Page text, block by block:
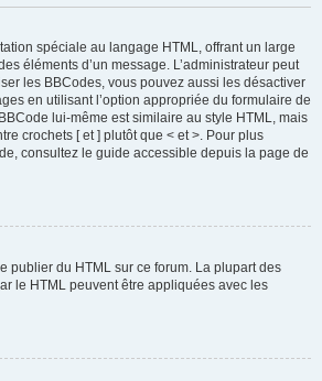
spéciale au langage HTML, offrant un large
éléments d’un message. L’administrateur peut
les BBCodes, vous pouvez aussi les désactiver
en utilisant l’option appropriée du formulaire de
lui-même est similaire au style HTML, mais
crochets [ et ] plutôt que < et >. Pour plus
consultez le guide accessible depuis la page de
publier du HTML sur ce forum. La plupart des
le HTML peuvent être appliquées avec les